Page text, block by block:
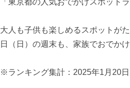
「東京都の人気おでかけスポット
大人も子供も楽しめるスポットが
日（日）の週末も、家族でおでか
※ランキング集計：2025年1月20